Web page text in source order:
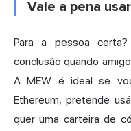
Vale a pena
Para a pessoa
conclusão quando
A MEW é ideal se
Ethereum, pretende
quer uma carteira de